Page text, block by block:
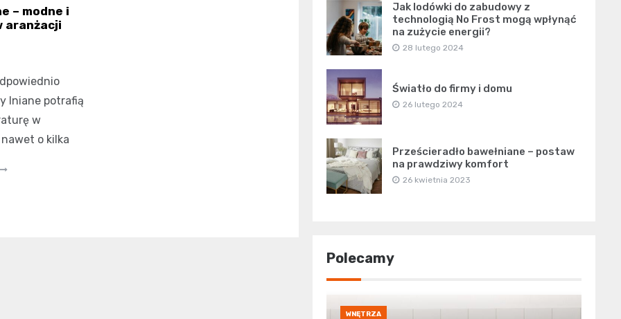
– modne i
aranżacji
lniane potrafią
w
o kilka
Jak lodówki do zabudowy z
technologią No Frost mogą wpłynąć
na zużycie energii?
28 lutego 2024
Światło do firmy i domu
26 lutego 2024
Prześcieradło bawełniane – postaw
na prawdziwy komfort
26 kwietnia 2023
Polecamy
WNĘTRZA